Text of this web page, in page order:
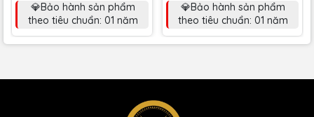
💎Bảo hành sản phẩm
theo tiêu chuẩn: 01 năm
💎Bảo hành sản phẩm
theo tiêu chuẩn: 01 năm